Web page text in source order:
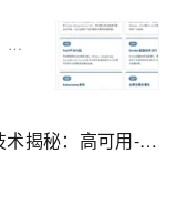
🌟蒋星熠Jaxonic，云原生探索者！以代码为舟，遨游技术星河。专注容器化、微服务、K8s与DevOps，践行GitOps理念，拥抱多云未来。用架构编织星辰，让创新照亮极客征途！
登顶TPC-C｜云原生数据库PolarDB技术揭秘：高可用-无感切换篇